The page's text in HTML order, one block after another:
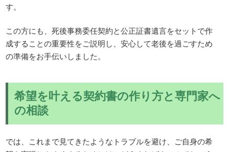
す。
この方にも、死後事務委任契約と公正証書遺言をセットで作
成することの重要性をご説明し、安心して老後を過ごすため
の準備をお手伝いしました。
希望を叶える契約書の作り方と専門家へ
の相談
では、これまで見てきたようなトラブルを避け、ご自身の希